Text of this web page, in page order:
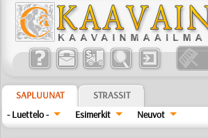
SAPLUUNAT
STRASSIT
- Luettelo -
Esimerkit Neuvot